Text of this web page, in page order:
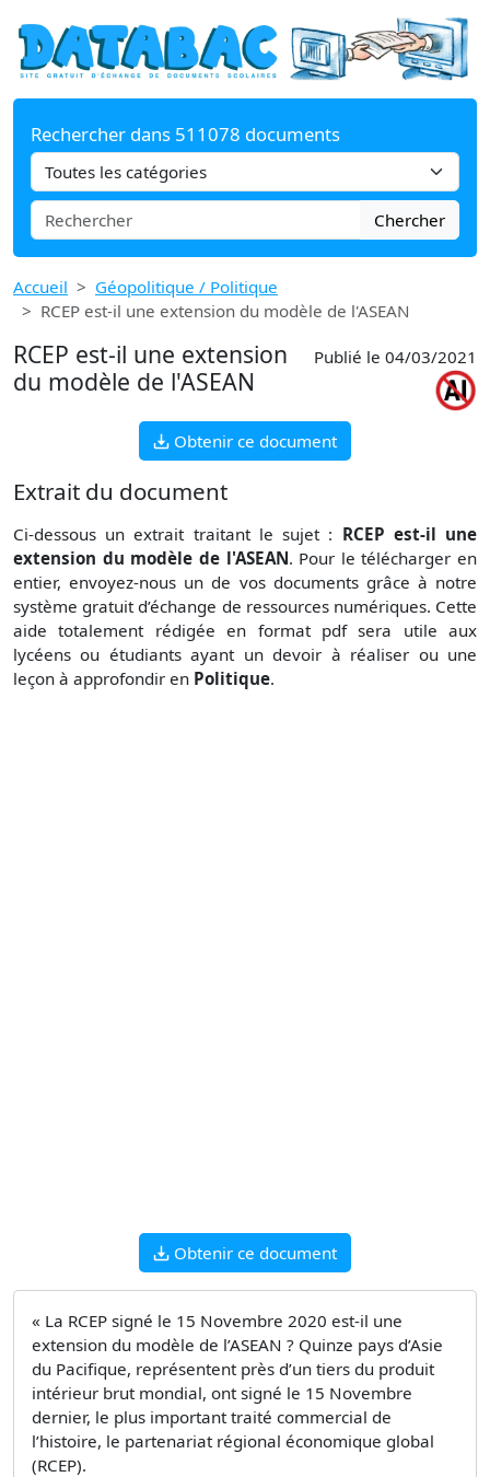
Rechercher dans 511078 documents
Chercher
Accueil
Géopolitique / Politique
RCEP est-il une extension du modèle de l'ASEAN
RCEP est-il une extension
du modèle de l'ASEAN
Publié le 04/03/2021
Obtenir ce document
Extrait du document
Ci-dessous un extrait traitant le sujet : RCEP est-il une
extension du modèle de l'ASEAN. Pour le télécharger en
entier, envoyez-nous un de vos documents grâce à notre
système gratuit d’échange de ressources numériques. Cette
aide totalement rédigée en format pdf sera utile aux
lycéens ou étudiants ayant un devoir à réaliser ou une
leçon à approfondir en Politique.
Obtenir ce document
« La RCEP signé le 15 Novembre 2020 est-il une
extension du modèle de l’ASEAN ? Quinze pays d’Asie
du Pacifique, représentent près d’un tiers du produit
intérieur brut mondial, ont signé le 15 Novembre
dernier, le plus important traité commercial de
l’histoire, le partenariat régional économique global
(RCEP).